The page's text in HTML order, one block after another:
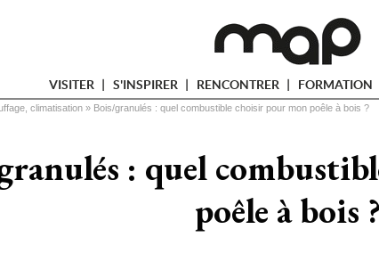
VISITER S'INSPIRER RENCONTRER FORMATION
climatisation » Bois/granulés : quel combustible choisir pour mon poêle à bois ?
: quel
poêle à bois ?